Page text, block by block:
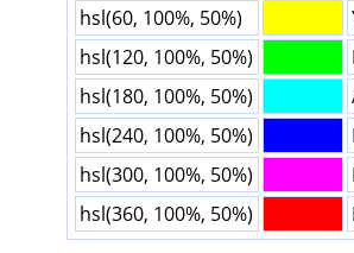
hsl(60, 100%, 50%)
hsl(120, 100%, 50%)
hsl(180, 100%, 50%)
hsl(240, 100%, 50%)
hsl(300, 100%, 50%)
hsl(360, 100%, 50%)